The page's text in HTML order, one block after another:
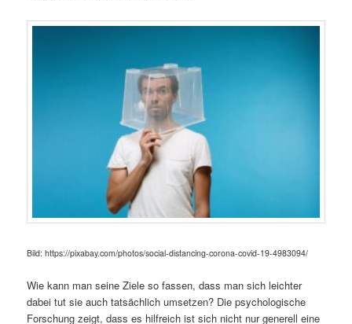
Bild: https://pixabay.com/photos/social-distancing-corona-covid-19-4983094/
Wie kann man seine Ziele so fassen, dass man sich leichter
dabei tut sie auch tatsächlich umsetzen? Die psychologische
Forschung zeigt, dass es hilfreich ist sich nicht nur generell eine